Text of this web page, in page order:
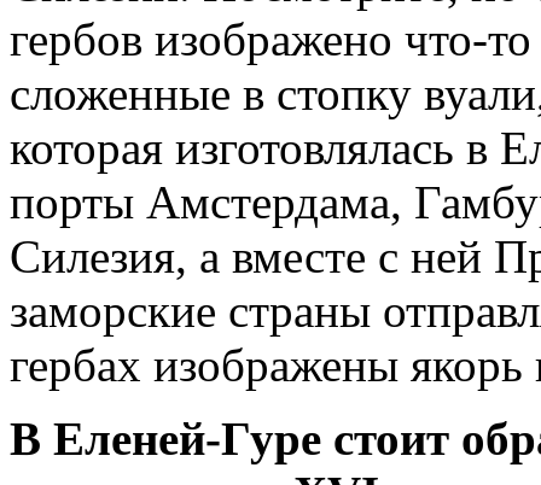
гербов изображено что-
сложенные в стопку
которая изготовлялась в
порты Амстердама,
Силезия, а вместе с ней
заморские страны
гербах изображены
В Еленей-Гуре стоит